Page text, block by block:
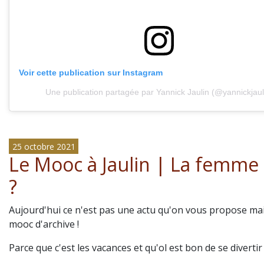
Voir cette publication sur Instagram
Une publication partagée par Yannick Jaulin
25 octobre 2021
Le Mooc à Jaulin | La
?
Aujourd'hui ce n'est pas une actu qu'on vous propose
mooc d'archive !
Parce que c'est les vacances et qu'ol est bon de se divertir